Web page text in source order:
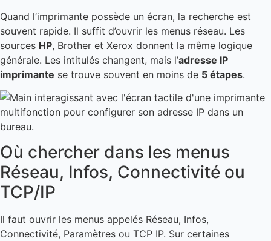
Quand l’imprimante possède un écran, la recherche est
souvent rapide. Il suffit d’ouvrir les menus réseau. Les
sources HP, Brother et Xerox donnent la même logique
générale. Les intitulés changent, mais l’adresse IP
imprimante se trouve souvent en moins de 5 étapes.
Où chercher dans les menus
Réseau, Infos, Connectivité ou
TCP/IP
Il faut ouvrir les menus appelés Réseau, Infos,
Connectivité, Paramètres ou TCP IP. Sur certaines